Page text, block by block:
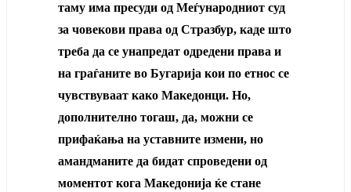
таму има пресуди од Меѓународниот суд
за човекови права од Стразбур, каде што
треба да се унапредат одредени права и
на граѓаните во Бугарија кои по етнос се
чувствуваат како Македонци. Но,
дополнително тогаш, да, можни се
прифаќања на уставните измени, но
амандманите да бидат спроведени од
моментот кога Македонија ќе стане